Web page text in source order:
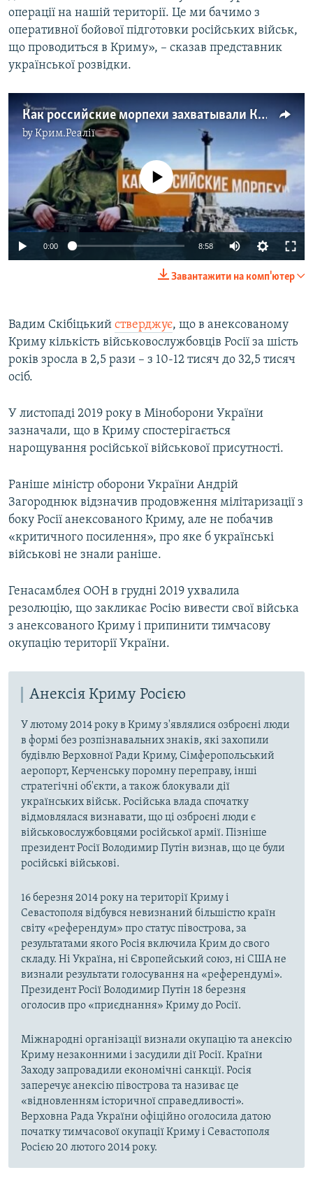
операції на нашій території. Це ми бачимо з
оперативної бойової підготовки російських військ,
що проводиться в Криму», – сказав представник
української розвідки.
Как российские морпехи захватывали Крым (видео)
byКрим.Реалії
No media source currently available
0:00 8:58
Завантажити на комп'ютер
Вадим Скібіцький стверджує, що в анексованому
Криму кількість військовослужбовців Росії за шість
років зросла в 2,5 рази – з 10-12 тисяч до 32,5 тисяч
осіб.
У листопаді 2019 року в Міноборони України
зазначали, що в Криму спостерігається
нарощування російської військової присутності.
Раніше міністр оборони України Андрій
Загороднюк відзначив продовження мілітаризації з
боку Росії анексованого Криму, але не побачив
«критичного посилення», про яке б українські
військові не знали раніше.
Генасамблея ООН в грудні 2019 ухвалила
резолюцію, що закликає Росію вивести свої війська
з анексованого Криму і припинити тимчасову
окупацію території України.
Анексія Криму Росією
У лютому 2014 року в Криму з'являлися озброєні люди
в формі без розпізнавальних знаків, які захопили
будівлю Верховної Ради Криму, Сімферопольський
аеропорт, Керченську поромну переправу, інші
стратегічні об'єкти, а також блокували дії
українських військ. Російська влада спочатку
відмовлялася визнавати, що ці озброєні люди є
військовослужбовцями російської армії. Пізніше
президент Росії Володимир Путін визнав, що це були
російські військові.
16 березня 2014 року на території Криму і
Севастополя відбувся невизнаний більшістю країн
світу «референдум» про статус півострова, за
результатами якого Росія включила Крим до свого
складу. Ні Україна, ні Європейський союз, ні США не
визнали результати голосування на «референдумі».
Президент Росії Володимир Путін 18 березня
оголосив про «приєднання» Криму до Росії.
Міжнародні організації визнали окупацію та анексію
Криму незаконними і засудили дії Росії. Країни
Заходу запровадили економічні санкції. Росія
заперечує анексію півострова та називає це
«відновленням історичної справедливості».
Верховна Рада України офіційно оголосила датою
початку тимчасової окупації Криму і Севастополя
Росією 20 лютого 2014 року.